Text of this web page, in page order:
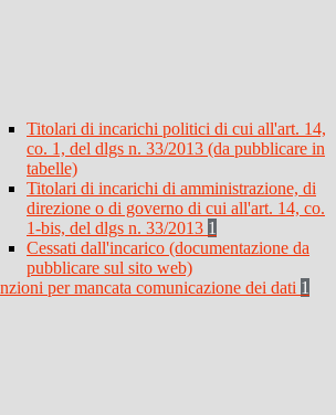
Titolari di incarichi politici di cui all'art. 14,
co. 1, del dlgs n. 33/2013 (da pubblicare in
tabelle)
Titolari di incarichi di amministrazione, di
direzione o di governo di cui all'art. 14, co.
1-bis, del dlgs n. 33/2013 1
Cessati dall'incarico (documentazione da
pubblicare sul sito web)
per mancata comunicazione dei dati 1